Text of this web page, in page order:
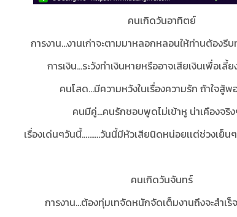
คนเกิดวันอาทิตย์
การงาน...งานเก่าจะตามมาหลอกหลอนให้ท่านต้องรี
การเงิน...ระวังทำเงินหายหรืออาจเสียเงินเพื่อเลี้
คนโสด...มีความหวังในเรื่องความรัก ถ้าใจสู้พ
คนมีคู่…คนรักชอบพูดไม่เข้าหู น่าเคืองจริ
เรื่องเด่นๆวันนี้..........วันนี้มีหัวเสียนิดหน่อยเเต่ช่วงเย็น
คนเกิดวันจันทร์
การงาน...ต้องทุ่มเทจัดหนักจัดเต็มงานถึงจะสำเ